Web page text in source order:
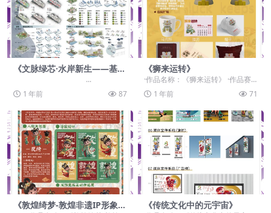
《文脉绿芯·水岸新生——基于
地域文化与水岸空间融合视角
下的公共空间景观设计》
...
1 年前
87
《狮来运转》
·作品名称：《狮来运转》 ·作品赛
道：学生组：命题赛道-”元宇宙+非
遗“ ·作品...
1 年前 71
《敦煌绮梦-敦煌非遗IP形象设
《传统文化中的元宇宙》